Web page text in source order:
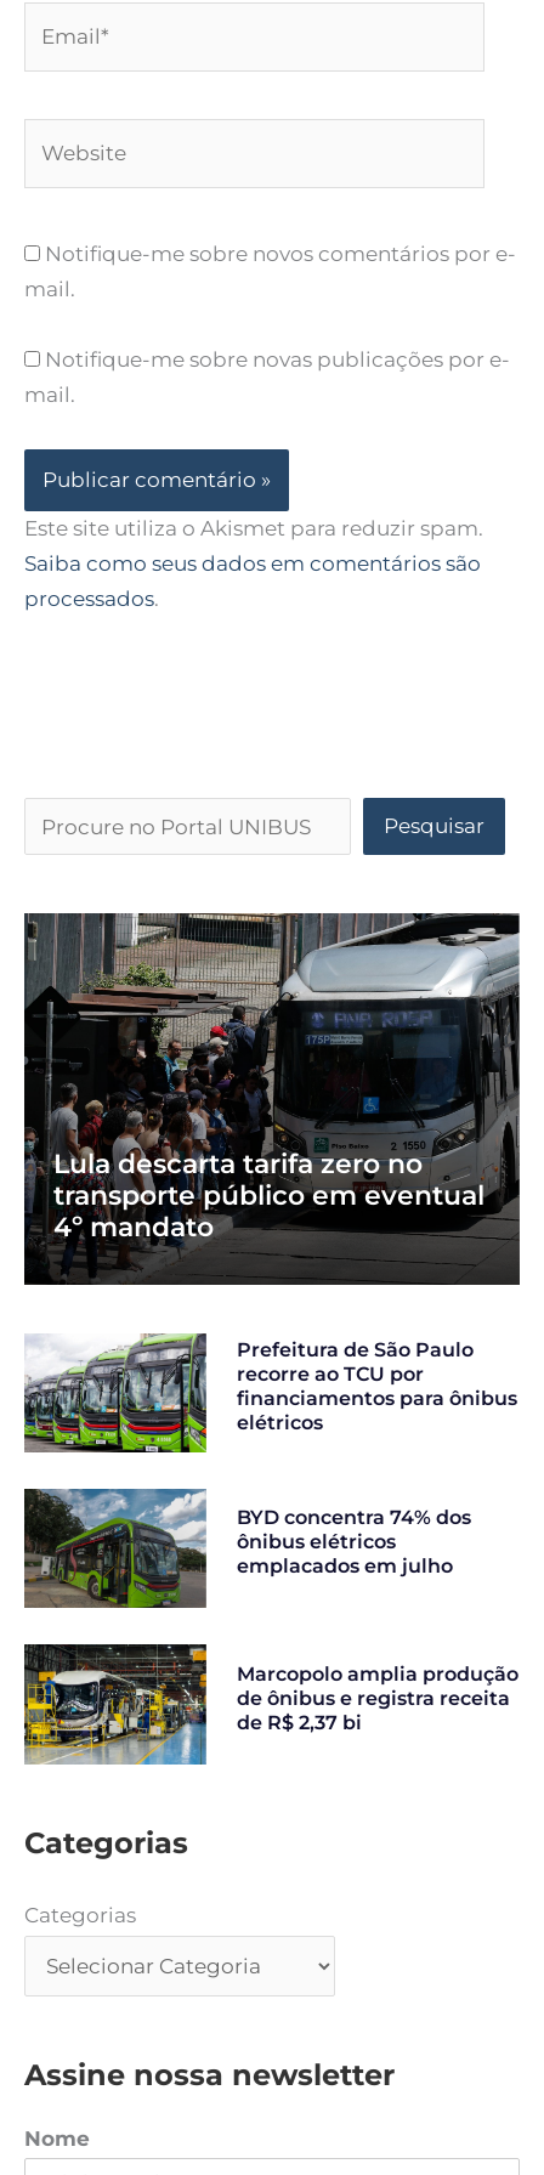
Notifique-me sobre novos comentários por e-
mail.
Notifique-me sobre novas publicações por e-
mail.
Este site utiliza o Akismet para reduzir spam.
Saiba como seus dados em comentários são
processados.
Pesquisar
Lula descarta tarifa zero no
transporte público em eventual
4º mandato
Prefeitura de São Paulo
recorre ao TCU por
financiamentos para ônibus
elétricos
BYD concentra 74% dos
ônibus elétricos
emplacados em julho
Marcopolo amplia produção
de ônibus e registra receita
de R$ 2,37 bi
Categorias
Categorias
Assine nossa newsletter
Nome